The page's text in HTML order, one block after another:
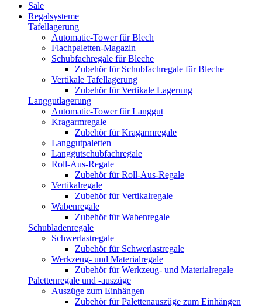
Sale
Regalsysteme
Tafellagerung
Automatic-Tower für Blech
Flachpaletten-Magazin
Schubfachregale für Bleche
Zubehör für Schubfachregale für Bleche
Vertikale Tafellagerung
Zubehör für Vertikale Lagerung
Langgutlagerung
Automatic-Tower für Langgut
Kragarmregale
Zubehör für Kragarmregale
Langgutpaletten
Langgutschubfachregale
Roll-Aus-Regale
Zubehör für Roll-Aus-Regale
Vertikalregale
Zubehör für Vertikalregale
Wabenregale
Zubehör für Wabenregale
Schubladenregale
Schwerlastregale
Zubehör für Schwerlastregale
Werkzeug- und Materialregale
Zubehör für Werkzeug- und Materialregale
Palettenregale und -auszüge
Auszüge zum Einhängen
Zubehör für Palettenauszüge zum Einhängen